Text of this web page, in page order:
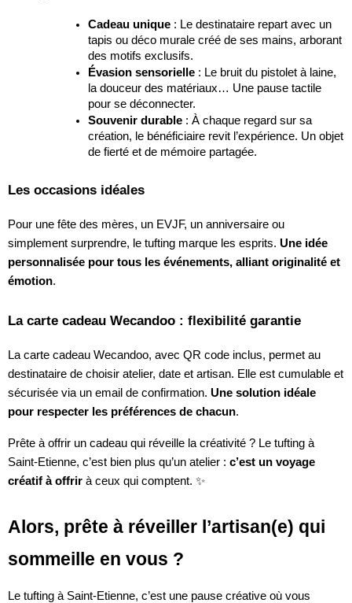
Cadeau unique : Le destinataire repart avec un
tapis ou déco murale créé de ses mains, arborant
des motifs exclusifs.
Évasion sensorielle : Le bruit du pistolet à laine,
la douceur des matériaux… Une pause tactile
pour se déconnecter.
Souvenir durable : À chaque regard sur sa
création, le bénéficiaire revit l’expérience. Un objet
de fierté et de mémoire partagée.
Les occasions idéales
Pour une fête des mères, un EVJF, un anniversaire ou
simplement surprendre, le tufting marque les esprits. Une idée
personnalisée pour tous les événements, alliant originalité et
émotion.
La carte cadeau Wecandoo : flexibilité garantie
La carte cadeau Wecandoo, avec QR code inclus, permet au
destinataire de choisir atelier, date et artisan. Elle est cumulable et
sécurisée via un email de confirmation. Une solution idéale
pour respecter les préférences de chacun.
Prête à offrir un cadeau qui réveille la créativité ? Le tufting à
Saint-Etienne, c’est bien plus qu’un atelier : c’est un voyage
créatif à offrir à ceux qui comptent. ✨
Alors, prête à réveiller l’artisan(e) qui
sommeille en vous ?
Le tufting à Saint-Etienne, c’est une pause créative où vous